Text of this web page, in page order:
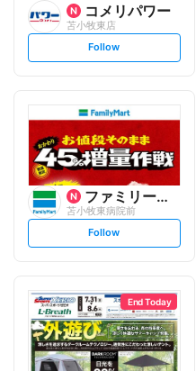
コメリパワー
苫小牧東店
s
t
o
Follow
ファミリーマート
苫小牧東病院前
s
t
l
o
w
Follow
End Today